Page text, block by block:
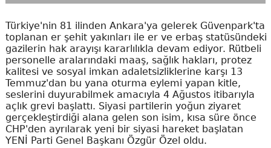
Türkiye'nin 81 ilinden Ankara'ya gelerek Güvenpark'ta
toplanan er şehit yakınları ile er ve erbaş statüsündeki
gazilerin hak arayışı kararlılıkla devam ediyor. Rütbeli
personelle aralarındaki maaş, sağlık hakları, protez
kalitesi ve sosyal imkan adaletsizliklerine karşı 13
Temmuz'dan bu yana oturma eylemi yapan kitle,
seslerini duyurabilmek amacıyla 4 Ağustos itibarıyla
açlık grevi başlattı. Siyasi partilerin yoğun ziyaret
gerçekleştirdiği alana gelen son isim, kısa süre önce
CHP'den ayrılarak yeni bir siyasi hareket başlatan
YENİ Parti Genel Başkanı Özgür Özel oldu.